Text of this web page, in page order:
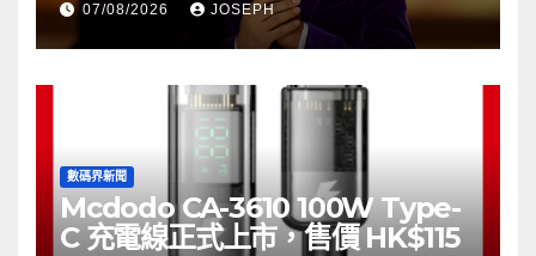
07/08/2026 JOSEPH
數碼界新聞
Mcdodo CA-3610 100W Type-
C 充電線正式上市，售價 HK$115